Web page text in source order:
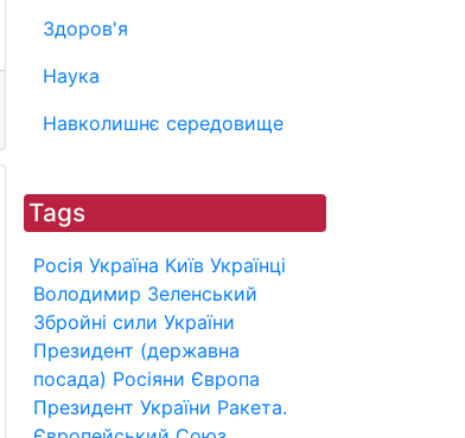
Здоров'я
Наука
Навколишнє середовище
Tags
Росія Україна Київ Українці
Володимир Зеленський
Збройні сили України
Президент (державна
посада) Росіяни Європа
Президент України Ракета.